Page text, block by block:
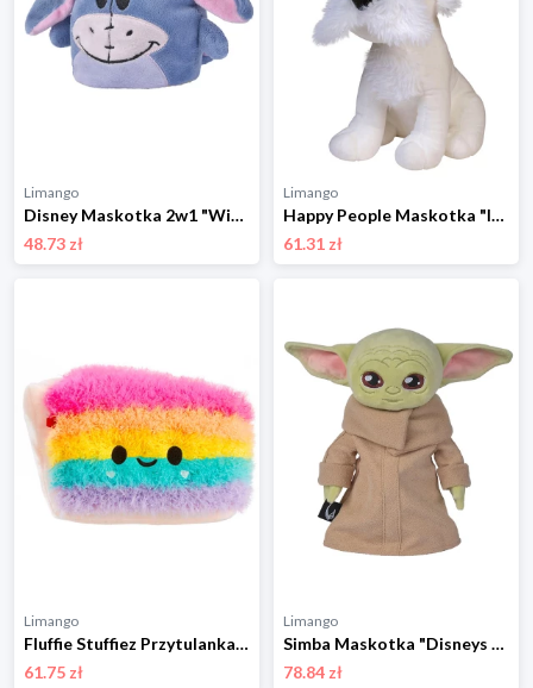
Limango
Disney Maskotka 2w1 "Winnie/ I-Aah" - 0+ rozmiar: onesize
48.73 zł
Limango
Happy People Maskotka "Idefix" - 0+ rozmiar: onesize
61.31 zł
Limango
Fluffie Stuffiez Przytulanka ze wzorem -3+ rozmiar: onesize
61.75 zł
Limango
Simba Maskotka "Disneys Mandalorian" - 0+ rozmiar: onesize
78.84 zł